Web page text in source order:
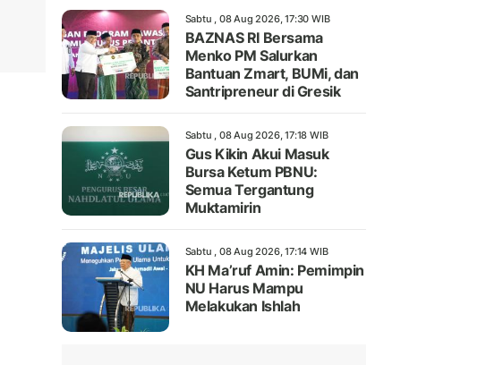
Sabtu , 08 Aug 2026, 17:30 WIB
BAZNAS RI Bersama
Menko PM Salurkan
Bantuan Zmart, BUMi, dan
Santripreneur di Gresik
Sabtu , 08 Aug 2026, 17:18 WIB
Gus Kikin Akui Masuk
Bursa Ketum PBNU:
Semua Tergantung
Muktamirin
Sabtu , 08 Aug 2026, 17:14 WIB
KH Ma’ruf Amin: Pemimpin
NU Harus Mampu
Melakukan Ishlah